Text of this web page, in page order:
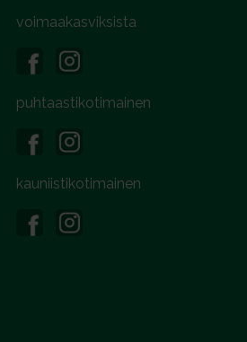
voimaakasviksista
puhtaastikotimainen
kauniistikotimainen